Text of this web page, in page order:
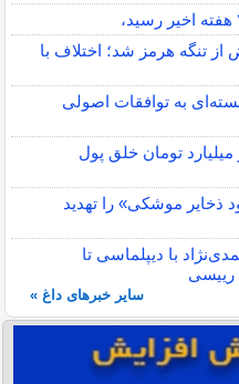
از تنگه هرمز شد؛ اختلاف با
به توافقات اصولی
روزانه بیش از 15 هزار میلیارد تومان خلق پول
ذخایر موشکی» را تهدید
با دیپلماسی تا
رییسی
سایر خبرهای داغ »